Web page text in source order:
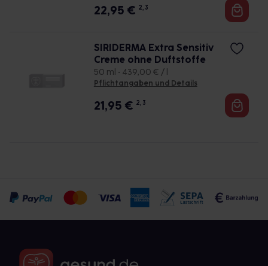
22,95 € 2, 3
SIRIDERMA Extra Sensitiv
Creme ohne Duftstoffe
50 ml • 439,00 € / l
Pflichtangaben und Details
21,95 € 2, 3